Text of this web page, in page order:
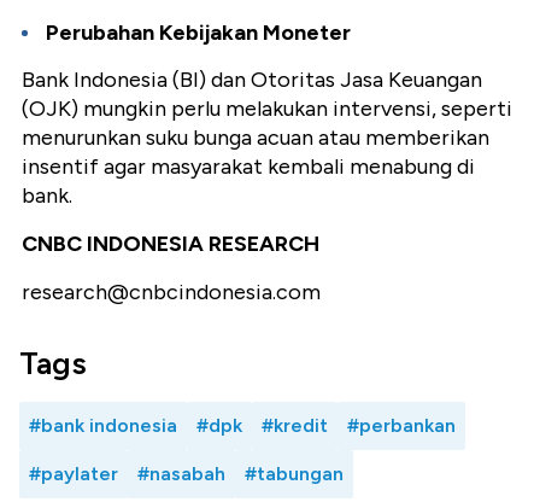
Perubahan Kebijakan Moneter
Bank Indonesia (BI) dan Otoritas Jasa Keuangan
(OJK) mungkin perlu melakukan intervensi, seperti
menurunkan suku bunga acuan atau memberikan
insentif agar masyarakat kembali menabung di
bank.
CNBC INDONESIA RESEARCH
research@cnbcindonesia.com
Tags
#bank indonesia #dpk #kredit #perbankan
#paylater #nasabah #tabungan